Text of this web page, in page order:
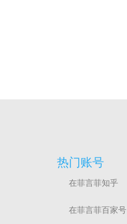
热门账号
在菲言菲知乎
在菲言菲百家号